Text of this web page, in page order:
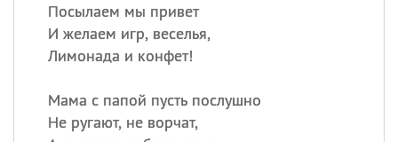
Посылаем мы привет
И желаем игр, веселья,
Лимонада и конфет!
Мама с папой пусть послушно
Не ругают, не ворчат,